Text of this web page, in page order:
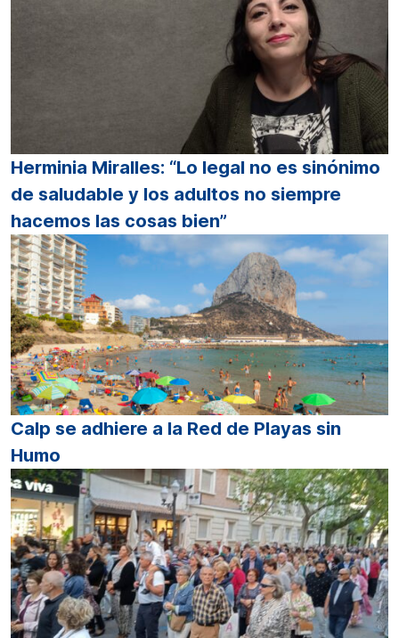
Herminia Miralles: “Lo legal no es sinónimo
de saludable y los adultos no siempre
hacemos las cosas bien”
Calp se adhiere a la Red de Playas sin
Humo